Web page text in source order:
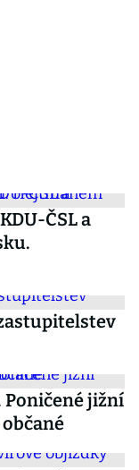
ČSL a
Poničené jižní